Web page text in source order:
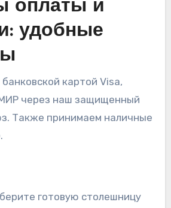
оплаты и
удобные
картой Visa,
через наш защищенный
Также принимаем наличные
готовую столешницу